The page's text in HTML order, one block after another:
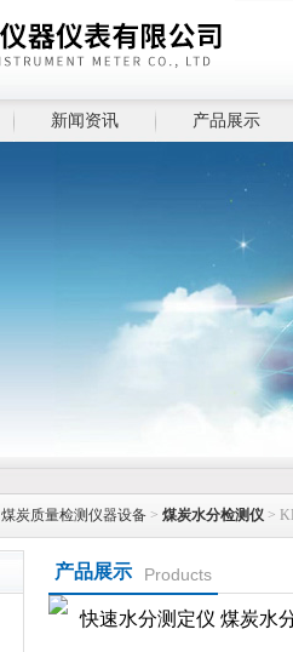
新闻资讯 产品展示
煤炭质量检测仪器设备 > 煤炭水分检测仪 >
产品展示 Products
快速水分测定仪 煤炭水